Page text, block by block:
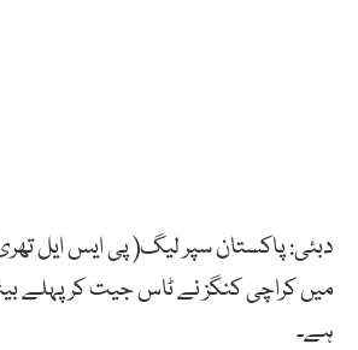
دبئی: پاکستان سپر لیگ( پی ایس ایل
میں کراچی کنگز نے ٹاس جیت کر پہلے
ہے۔